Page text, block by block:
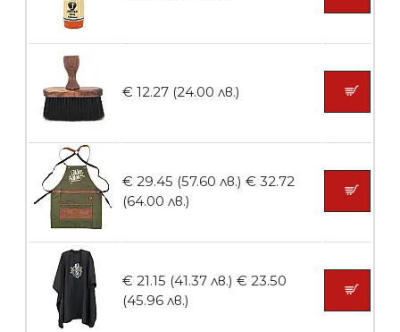
Пила тип ренде 2в1
БЕЗПЛАТНО
Пила тип ренде 2в1
БЕЗПЛАТНО
€ 12.27 (24.00 лв.)
€ 29.45 (57.60 лв.) € 32.72
(64.00 лв.)
€ 21.15 (41.37 лв.) € 23.50
(45.96 лв.)